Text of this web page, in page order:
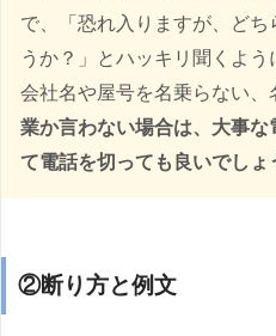
で、「恐れ入りますが、どち
うか？」とハッキリ聞くよう
会社名や屋号を名乗らない、
業か言わない場合は、大事
て電話を切っても良いでしょ
②断り方と例文